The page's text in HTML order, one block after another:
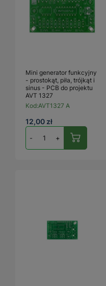
Mini generator funkcyjny
- prostokąt, piła, trójkąt i
sinus - PCB do projektu
AVT 1327
Kod:AVT1327 A
12,00 zł
- +